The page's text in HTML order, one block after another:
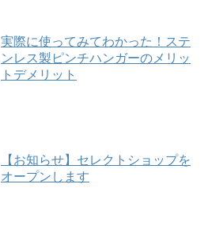
実際に使ってみてわかった！ステ
ンレス製ピンチハンガーのメリッ
トデメリット
【お知らせ】セレクトショップを
オープンします